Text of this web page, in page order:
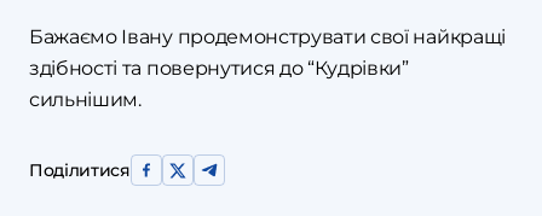
Бажаємо Івану продемонструвати свої найкращі
здібності та повернутися до “Кудрівки”
сильнішим.
Поділитися